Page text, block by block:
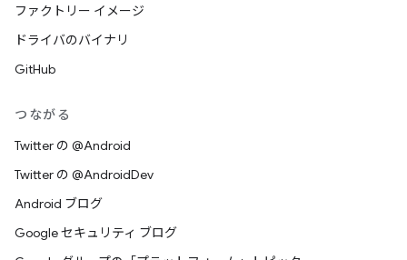
ファクトリー イメージ
ドライバのバイナリ
GitHub
つながる
Twitter の @Android
Twitter の @AndroidDev
Android ブログ
Google セキュリティ ブログ